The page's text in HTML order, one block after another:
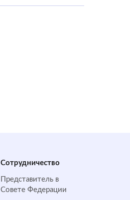
Сотрудничество
Представитель в
Совете Федерации